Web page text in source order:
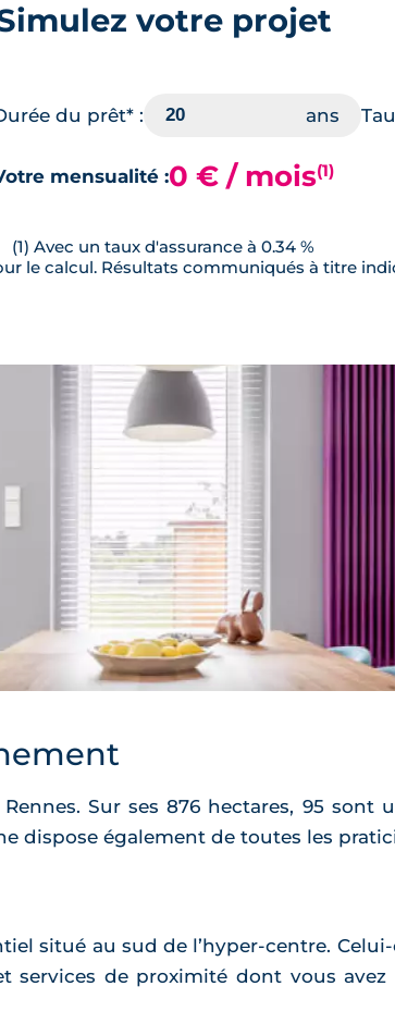
votre projet
du prêt* :
mensualité :0 € / mois(1)
(1) Avec un taux d'assurance à 0.34 %
le calcul. Résultats communiqués à titre
Sur ses 876 hectares, 95 sont
dispose également de toutes les
situé au sud de l’hyper-centre.
services de proximité dont vous avez